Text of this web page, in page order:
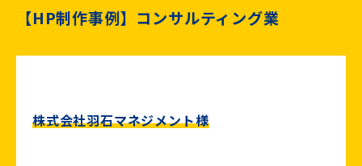
【HP制作事例】コンサルティング業
株式会社羽石マネジメント様